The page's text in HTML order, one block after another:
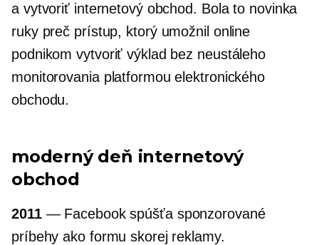
a vytvoriť internetový obchod. Bola to novinka
ruky preč prístup, ktorý umožnil online
podnikom vytvoriť výklad bez neustáleho
monitorovania platformou elektronického
obchodu.
moderný deň internetový
obchod
2011— Facebook spúšťa sponzorované
príbehy ako formu skorej reklamy.